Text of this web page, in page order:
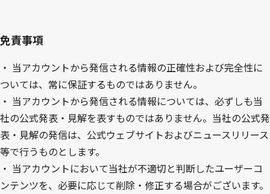
免責事項
・ 当アカウントから発信される情報の正確性および完全性に
ついては、常に保証するものではありません。
・ 当アカウントから発信される情報については、必ずしも当
社の公式発表・見解を表すものではありません。当社の公式発
表・見解の発信は、公式ウェブサイトおよびニュースリリース
等で行うものとします。
・ 当アカウントにおいて当社が不適切と判断したユーザーコ
ンテンツを、必要に応じて削除・修正する場合がございます。